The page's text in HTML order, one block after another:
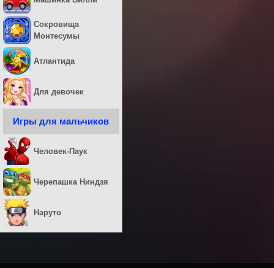
Сокровища
Монтесумы
Атлантида
Для девочек
Игры для мальчиков
Человек-Паук
Черепашка Ниндзя
Наруто